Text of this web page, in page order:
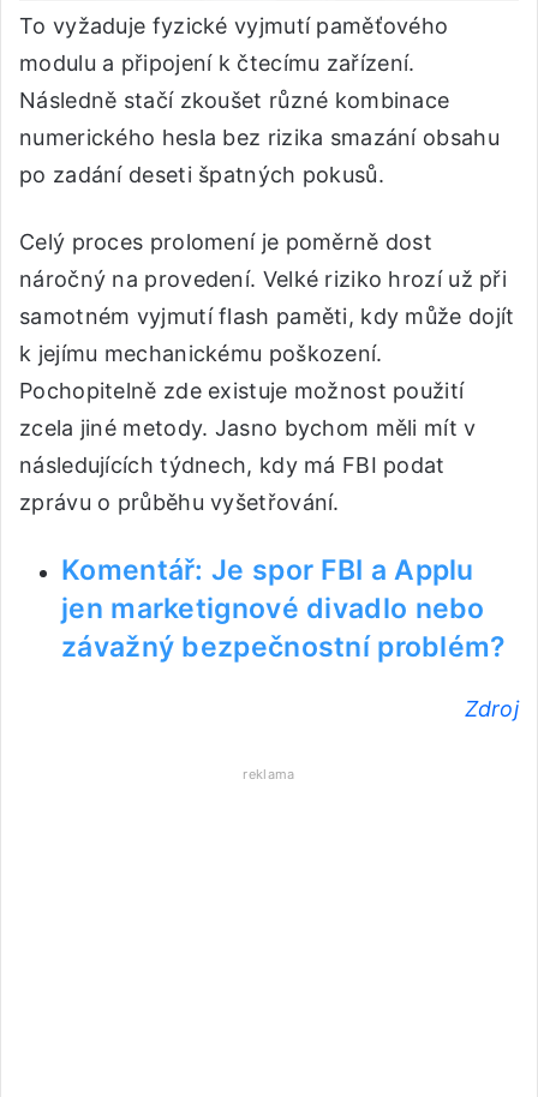
To vyžaduje fyzické vyjmutí paměťového
modulu a připojení k čtecímu zařízení.
Následně stačí zkoušet různé kombinace
numerického hesla bez rizika smazání obsahu
po zadání deseti špatných pokusů.
Celý proces prolomení je poměrně dost
náročný na provedení. Velké riziko hrozí už při
samotném vyjmutí flash paměti, kdy může dojít
k jejímu mechanickému poškození.
Pochopitelně zde existuje možnost použití
zcela jiné metody. Jasno bychom měli mít v
následujících týdnech, kdy má FBI podat
zprávu o průběhu vyšetřování.
Komentář: Je spor FBI a Applu
jen marketignové divadlo nebo
závažný bezpečnostní problém?
Zdroj
reklama